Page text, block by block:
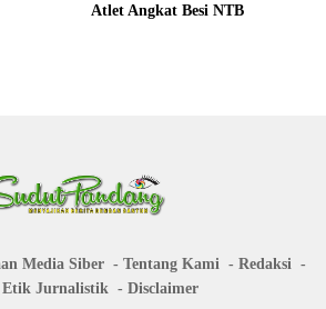
Atlet Angkat Besi NTB
Media Siber Tentang Kami
Redaksi
Etik Jurnalistik
Disclaimer